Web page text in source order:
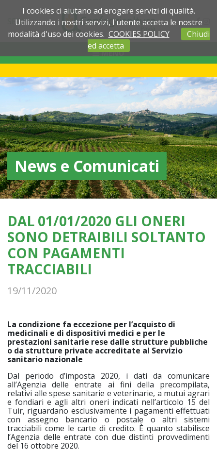
SEDI
MENU
News e Comunicati
DAL 01/01/2020 GLI ONERI
SONO DETRAIBILI SOLTANTO
CON PAGAMENTI
TRACCIABILI
19/11/2020
La condizione fa eccezione per l’acquisto di
medicinali e di dispositivi medici e per le
prestazioni sanitarie rese dalle strutture pubbliche
o da strutture private accreditate al Servizio
sanitario nazionale
Dal periodo d’imposta 2020, i dati da comunicare
all’Agenzia delle entrate ai fini della precompilata,
relativi alle spese sanitarie e veterinarie, a mutui agrari
e fondiari e agli altri oneri indicati nell’articolo 15 del
Tuir, riguardano esclusivamente i pagamenti effettuati
con assegno bancario o postale o altri sistemi
tracciabili come le carte di credito. È quanto stabilisce
l’Agenzia delle entrate con due distinti provvedimenti
del 16 ottobre 2020.
I cookies ci aiutano ad erogare servizi di qualità.
Utilizzando i nostri servizi, l'utente accetta le nostre
modalità d'uso dei cookies. COOKIES POLICY
Chiudi
ed accetta